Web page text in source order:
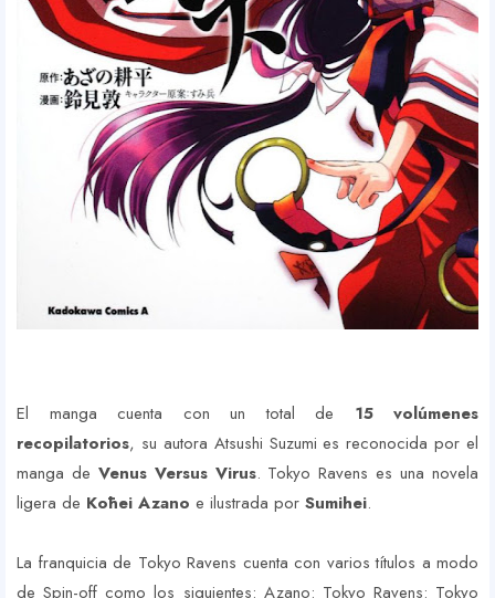
El manga cuenta con un total de 15 volúmenes
recopilatorios, su autora Atsushi Suzumi es reconocida por el
manga de Venus Versus Virus. Tokyo Ravens es una novela
ligera de Kōhei Azano e ilustrada por Sumihei.
La franquicia de Tokyo Ravens cuenta con varios títulos a modo
de Spin-off como los siguientes: Azano: Tokyo Ravens: Tokyo